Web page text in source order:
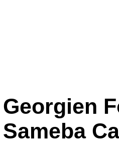
Georgien
Sameba